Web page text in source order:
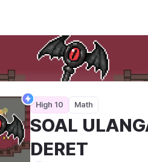
High 10 Math
SOAL
DERET